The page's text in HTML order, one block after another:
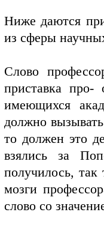
Ниже даются
из сферы
Слово
приставка про-
имеющихся
должно
то должен это
взялись за
получилось,
мозги
слово со